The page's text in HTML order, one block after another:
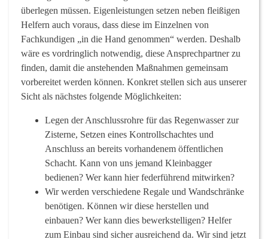
überlegen müssen. Eigenleistungen setzen neben fleißigen
Helfern auch voraus, dass diese im Einzelnen von
Fachkundigen „in die Hand genommen“ werden. Deshalb
wäre es vordringlich notwendig, diese Ansprechpartner zu
finden, damit die anstehenden Maßnahmen gemeinsam
vorbereitet werden können. Konkret stellen sich aus unserer
Sicht als nächstes folgende Möglichkeiten:
Legen der Anschlussrohre für das Regenwasser zur
Zisterne, Setzen eines Kontrollschachtes und
Anschluss an bereits vorhandenem öffentlichen
Schacht. Kann von uns jemand Kleinbagger
bedienen? Wer kann hier federführend mitwirken?
Wir werden verschiedene Regale und Wandschränke
benötigen. Können wir diese herstellen und
einbauen? Wer kann dies bewerkstelligen? Helfer
zum Einbau sind sicher ausreichend da. Wir sind jetzt